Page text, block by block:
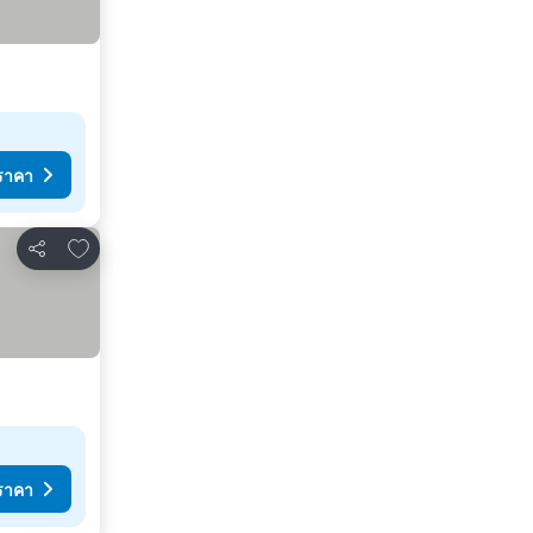
าคา
แชร์
เพิ่มในรายการโปรด
าคา